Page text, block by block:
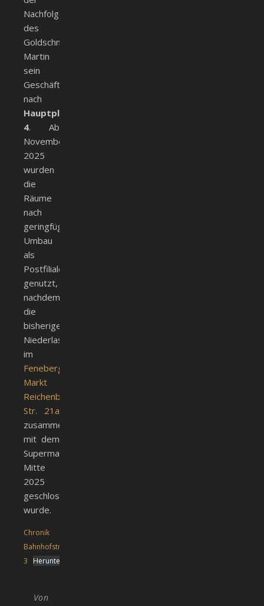
Nachfolger
des
Goldschmieds
Martin
sein
Geschäft
nach
Hauptplatz
4. Ab
November
2025
wurden
die
Räume
nach
geringfügigem
Umbau
als
Postfiliale
genutzt,
nachdem
die
bisherige
Niederlassung
im
Feneberg-
Markt
Reichenbacher
Str. 21a
zusammen
mit dem
Supermarkt
Mitte
2025
geschlossen
wurde.
Chronik
Bahnhofstraße
3
Herunterladen
Von